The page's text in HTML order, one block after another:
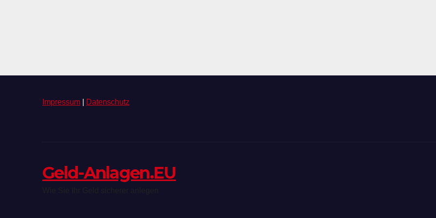
Impressum Datenschutz
Geld-Anlagen.EU